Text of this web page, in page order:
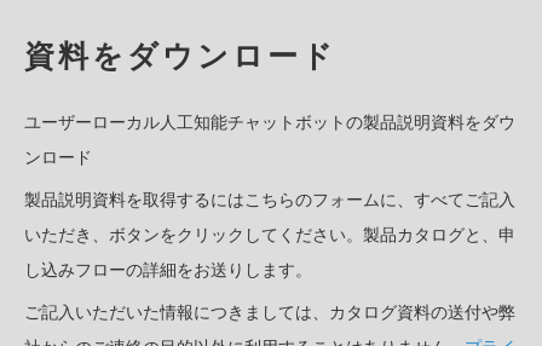
資料をダウンロード
ユーザーローカル人工知能チャットボットの製品説明資料をダウ
ンロード
製品説明資料を取得するにはこちらのフォームに、すべてご記入
いただき、ボタンをクリックしてください。製品カタログと、申
し込みフローの詳細をお送りします。
ご記入いただいた情報につきましては、カタログ資料の送付や弊